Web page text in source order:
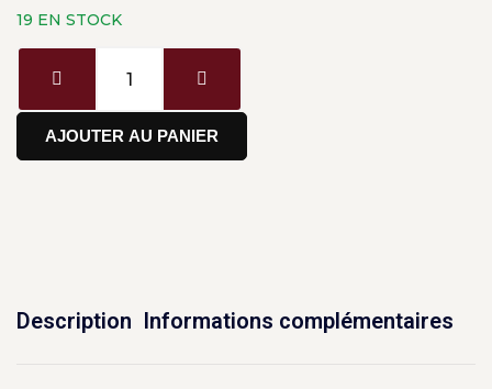
19 EN STOCK
AJOUTER AU PANIER
Description Informations complémentaires